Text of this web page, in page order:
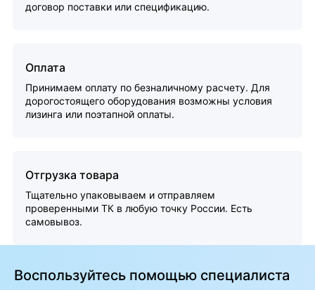
договор поставки или спецификацию.
Оплата
Принимаем оплату по безналичному расчету. Для
дорогостоящего оборудования возможны условия
лизинга или поэтапной оплаты.
Отгрузка товара
Тщательно упаковываем и отправляем
проверенными ТК в любую точку России. Есть
самовывоз.
Воспользуйтесь помощью специалиста